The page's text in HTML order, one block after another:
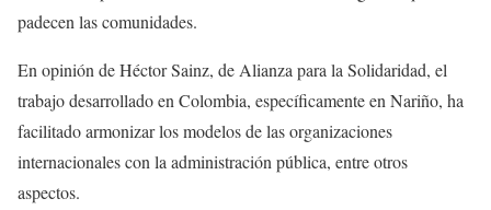
padecen las comunidades.
En opinión de Héctor Sainz, de Alianza para la Solidaridad, el
trabajo desarrollado en Colombia, específicamente en Nariño, ha
facilitado armonizar los modelos de las organizaciones
internacionales con la administración pública, entre otros
aspectos.